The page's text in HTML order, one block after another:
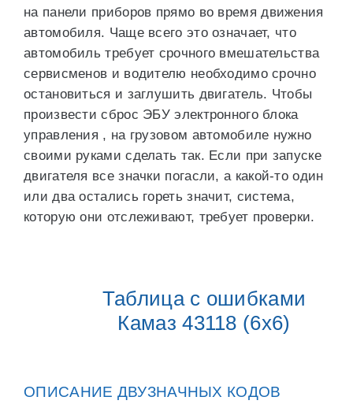
на панели приборов прямо во время движения
автомобиля. Чаще всего это означает, что
автомобиль требует срочного вмешательства
сервисменов и водителю необходимо срочно
остановиться и заглушить двигатель. Чтобы
произвести сброс ЭБУ электронного блока
управления , на грузовом автомобиле нужно
своими руками сделать так. Если при запуске
двигателя все значки погасли, а какой-то один
или два остались гореть значит, система,
которую они отслеживают, требует проверки.
Таблица с ошибками
Камаз 43118 (6х6)
ОПИСАНИЕ ДВУЗНАЧНЫХ КОДОВ